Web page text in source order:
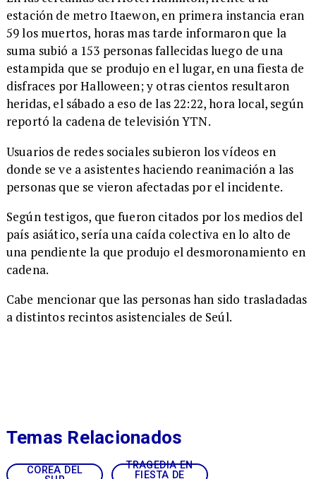
estación de metro Itaewon, en primera instancia eran
59 los muertos, horas mas tarde informaron que la
suma subió a 153 personas fallecidas luego de una
estampida que se produjo en el lugar, en una fiesta de
disfraces por Halloween; y otras cientos resultaron
heridas, el sábado a eso de las 22:22, hora local, según
reportó la cadena de televisión YTN.
Usuarios de redes sociales subieron los vídeos en
donde se ve a asistentes haciendo reanimación a las
personas que se vieron afectadas por el incidente.
Según testigos, que fueron citados por los medios del
país asiático, sería una caída colectiva en lo alto de
una pendiente la que produjo el desmoronamiento en
cadena.
Cabe mencionar que las personas han sido trasladadas
a distintos recintos asistenciales de Seúl.
COREA DEL
TRAGEDIA EN
FIESTA DE
Temas Relacionados